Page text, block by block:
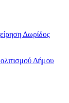
Δωρίδος
Δήμου